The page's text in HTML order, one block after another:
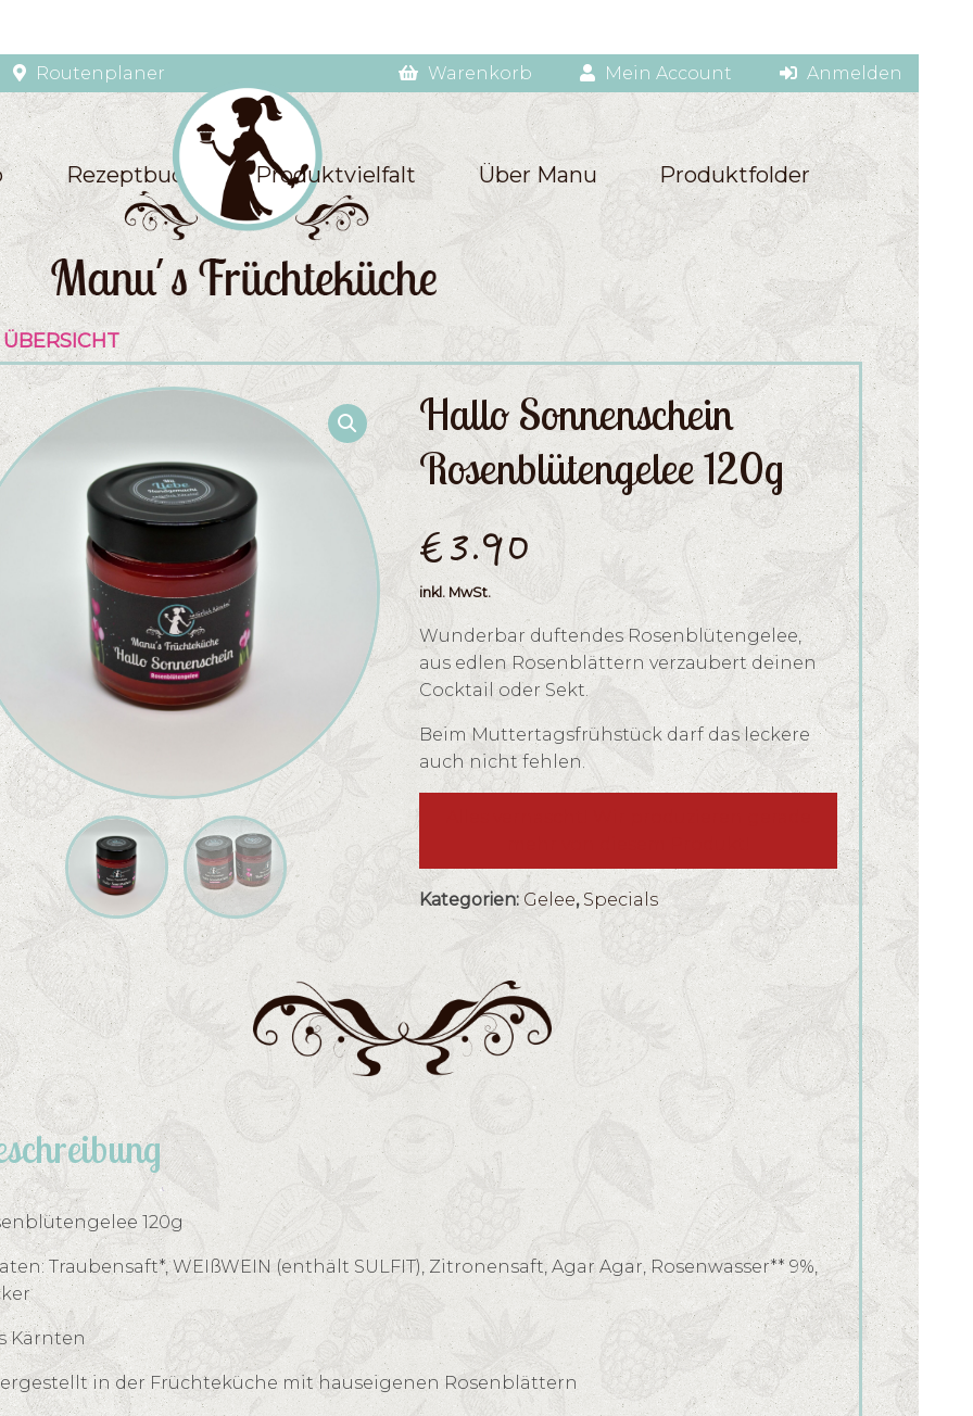
Routenplaner Warenkorb Mein Account Anmelden
Rezeptbuch Produktvielfalt Über Manu Produktfolder
Hallo Sonnenschein
Rosenblütengelee 120g
€3.90
inkl. MwSt.
Wunderbar duftendes Rosenblütengelee,
aus edlen Rosenblättern verzaubert deinen
Cocktail oder Sekt.
Beim Muttertagsfrühstück darf das leckere
auch nicht fehlen.
Kategorien: Gelee,Specials
120g
Traubensaft*, WEIßWEIN (enthält SULFIT), Zitronensaft, Agar Agar, Rosenwasser** 9%,
Kärnten
in der Früchteküche mit hauseigenen Rosenblättern